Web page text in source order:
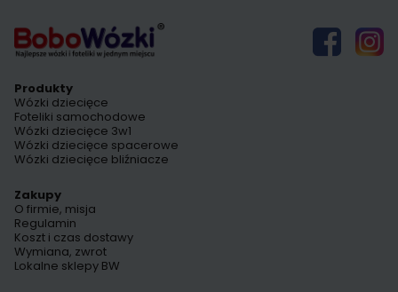
Produkty
Wózki dziecięce
Foteliki samochodowe
Wózki dziecięce 3w1
Wózki dziecięce spacerowe
Wózki dziecięce bliźniacze
Zakupy
O firmie, misja
Regulamin
Koszt i czas dostawy
Wymiana, zwrot
Lokalne sklepy BW